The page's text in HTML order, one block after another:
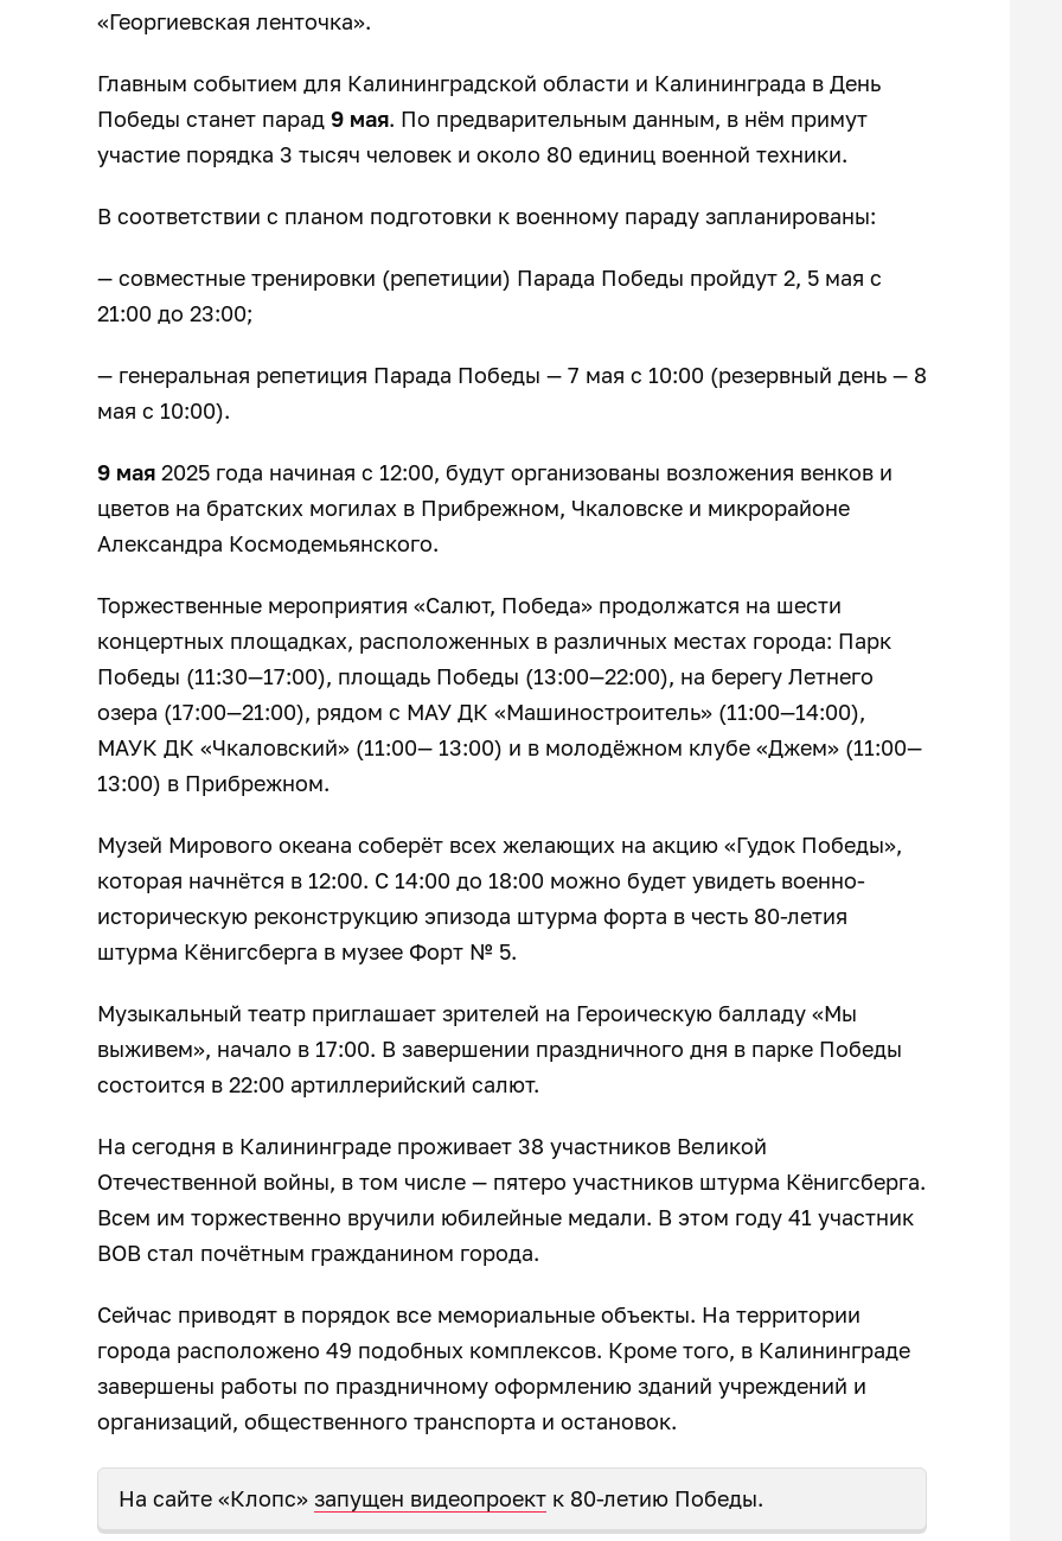
«Георгиевская ленточка».
Главным событием для Калининградской области и Калининграда в День
Победы станет парад 9 мая. По предварительным данным, в нём примут
участие порядка 3 тысяч человек и около 80 единиц военной техники.
В соответствии с планом подготовки к военному параду запланированы:
— совместные тренировки (репетиции) Парада Победы пройдут 2, 5 мая с
21:00 до 23:00;
— генеральная репетиция Парада Победы — 7 мая с 10:00 (резервный день — 8
мая с 10:00).
9 мая 2025 года начиная с 12:00, будут организованы возложения венков и
цветов на братских могилах в Прибрежном, Чкаловске и микрорайоне
Александра Космодемьянского.
Торжественные мероприятия «Салют, Победа» продолжатся на шести
концертных площадках, расположенных в различных местах города: Парк
Победы (11:30—17:00), площадь Победы (13:00—22:00), на берегу Летнего
озера (17:00—21:00), рядом с МАУ ДК «Машиностроитель» (11:00—14:00),
МАУК ДК «Чкаловский» (11:00— 13:00) и в молодёжном клубе «Джем» (11:00—
13:00) в Прибрежном.
Музей Мирового океана соберёт всех желающих на акцию «Гудок Победы»,
которая начнётся в 12:00. С 14:00 до 18:00 можно будет увидеть военно-
историческую реконструкцию эпизода штурма форта в честь 80-летия
штурма Кёнигсберга в музее Форт № 5.
Музыкальный театр приглашает зрителей на Героическую балладу «Мы
выживем», начало в 17:00. В завершении праздничного дня в парке Победы
состоится в 22:00 артиллерийский салют.
На сегодня в Калининграде проживает 38 участников Великой
Отечественной войны, в том числе — пятеро участников штурма Кёнигсберга.
Всем им торжественно вручили юбилейные медали. В этом году 41 участник
ВОВ стал почётным гражданином города.
Сейчас приводят в порядок все мемориальные объекты. На территории
города расположено 49 подобных комплексов. Кроме того, в Калининграде
завершены работы по праздничному оформлению зданий учреждений и
организаций, общественного транспорта и остановок.
На сайте «Клопс» запущен видеопроект к 80-летию Победы.